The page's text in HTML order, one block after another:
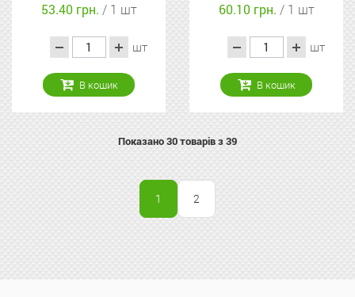
53.40 грн. / 1 шт
шт
В кошик
60.10 грн. / 1 шт
шт
В кошик
Показано30товарів з 39
1 2